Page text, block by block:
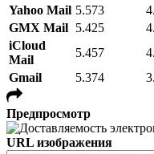
Yahoo Mail 5.573
GMX Mail 5.425
iCloud
Mail
5.457
Gmail
5.374
Предпросмотр
URL изображения